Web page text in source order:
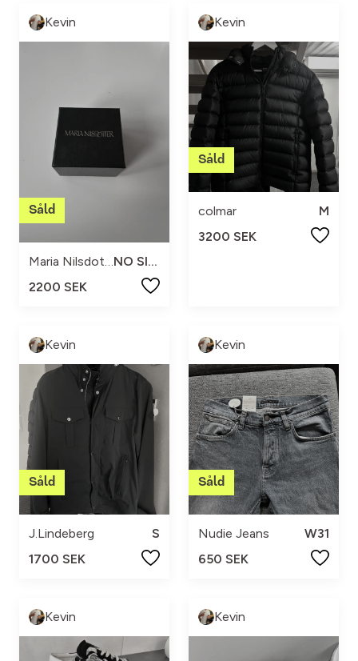
Kevin
Maria Nilsdotter
NO SIZE
2200 SEK
Kevin
colmar
M
3200 SEK
Kevin
J.Lindeberg
S
1700 SEK
Kevin
Nudie Jeans
W31
650 SEK
Kevin Kevin